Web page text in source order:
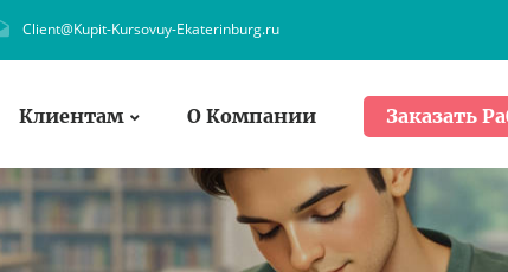
Client@Kupit-Kursovuy-Ekaterinburg.ru
Клиентам О Компании Заказать